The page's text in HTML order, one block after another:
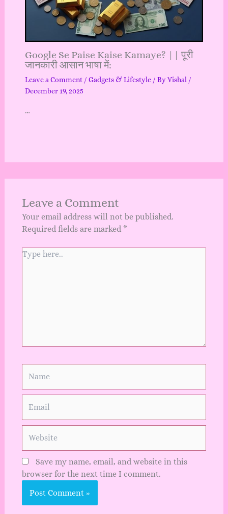
Google Se Paise Kaise Kamaye? || पूरी
जानकारी आसान भाषा में:
Leave a Comment / Gadgets & Lifestyle/ ByVishal /
December 19, 2025
…
Leave a Comment
Your email address will not be published.
Required fields are marked *
Type
Save my name, email, and website in this
browser for the next time I comment.